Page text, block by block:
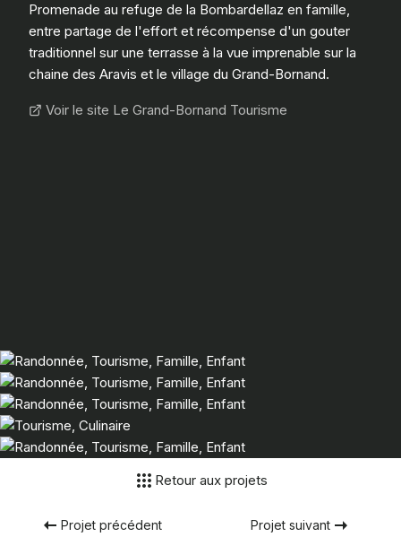
Promenade au refuge de la Bombardellaz en famille,
entre partage de l'effort et récompense d'un gouter
traditionnel sur une terrasse à la vue imprenable sur la
chaine des Aravis et le village du Grand-Bornand.
Voir le site Le Grand-Bornand Tourisme
Projet précédent
Retour aux projets
Projet suivant